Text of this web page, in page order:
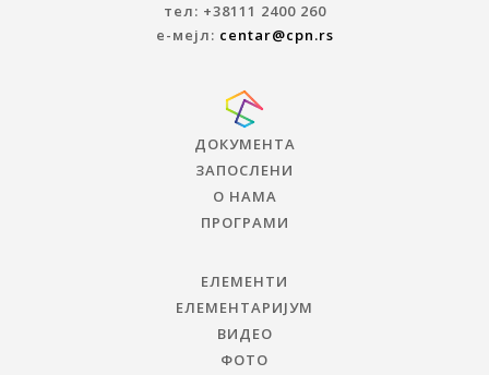
тел: +38111 2400 260
е-мејл: centar@cpn.rs
ДОКУМЕНТА
ЗАПОСЛЕНИ
О НАМА
ПРОГРАМИ
ЕЛЕМЕНТИ
ЕЛЕМЕНТАРИЈУМ
ВИДЕО
ФОТО